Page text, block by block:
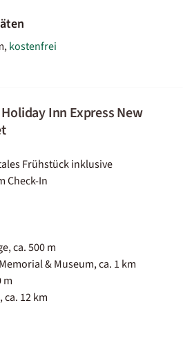
kostenfrei
Inn Express New
Frühstück inklusive
Check-In
ca. 500 m
& Museum, ca. 1 km
m
12 km